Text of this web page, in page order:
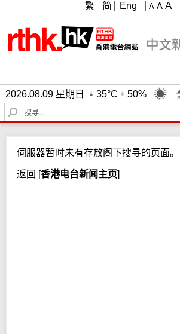
A A A
繁 简 Eng
2026.08.09 星期日 35°C
50%
S
e
c
h
伺服器暂时未有存放阁下搜寻的页面。
返回 [香港电台新闻主页]